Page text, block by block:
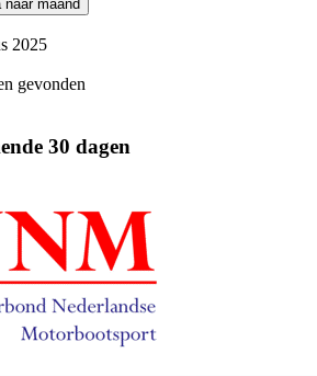
naar maand
2025
gevonden
30 dagen